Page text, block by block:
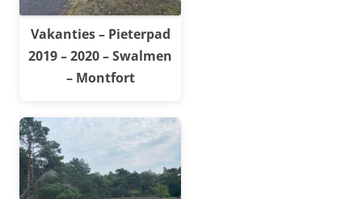
Vakanties – Pieterpad
2019 – 2020 – Swalmen
– Montfort